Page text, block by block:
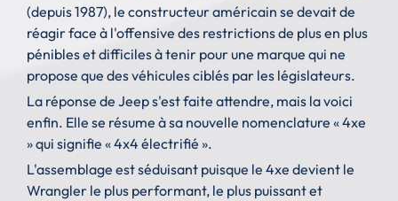
(depuis 1987), le constructeur américain se devait de
réagir face à l'offensive des restrictions de plus en plus
pénibles et difficiles à tenir pour une marque qui ne
propose que des véhicules ciblés par les législateurs.
La réponse de Jeep s'est faite attendre, mais la voici
enfin. Elle se résume à sa nouvelle nomenclature « 4xe
» qui signifie « 4x4 électrifié ».
L'assemblage est séduisant puisque le 4xe devient le
Wrangler le plus performant, le plus puissant et